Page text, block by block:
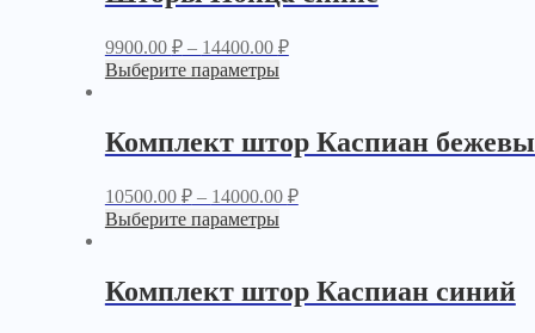
9900.00 ₽– 14400.00 ₽
Выберите параметры
Комплект штор Каспиан
10500.00 ₽– 14000.00 ₽
Выберите параметры
Комплект штор Каспиан синий